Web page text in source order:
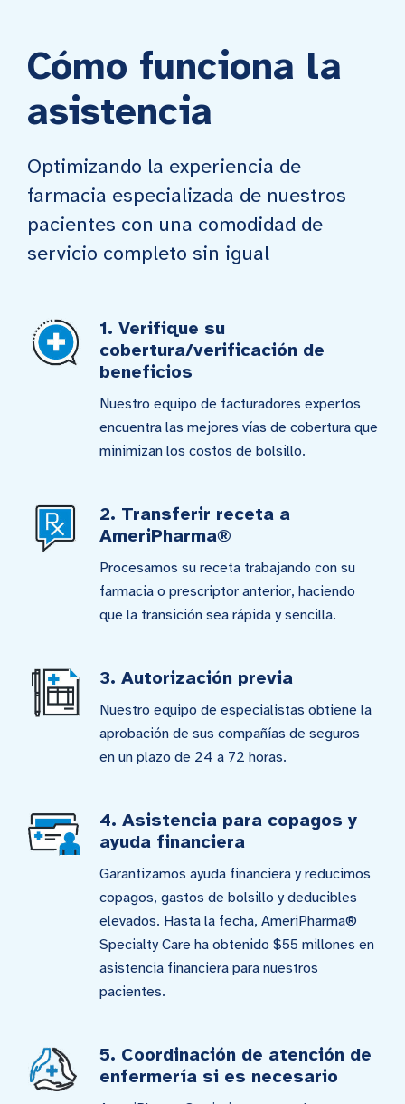
Cómo funciona la
asistencia
Optimizando la experiencia de
farmacia especializada de nuestros
pacientes con una comodidad de
servicio completo sin igual
1. Verifique su
cobertura/verificación de
beneficios
Nuestro equipo de facturadores expertos
encuentra las mejores vías de cobertura que
minimizan los costos de bolsillo.
2. Transferir receta a
AmeriPharma®
Procesamos su receta trabajando con su
farmacia o prescriptor anterior, haciendo
que la transición sea rápida y sencilla.
3. Autorización previa
Nuestro equipo de especialistas obtiene la
aprobación de sus compañías de seguros
en un plazo de 24 a 72 horas.
4. Asistencia para copagos y
ayuda financiera
Garantizamos ayuda financiera y reducimos
copagos, gastos de bolsillo y deducibles
elevados. Hasta la fecha, AmeriPharma®
Specialty Care ha obtenido $55 millones en
asistencia financiera para nuestros
pacientes.
5. Coordinación de atención de
enfermería si es necesario